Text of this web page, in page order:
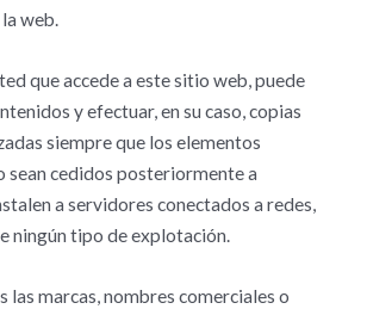
web.
que accede a este sitio web, puede
y efectuar, en su caso, copias
siempre que los elementos
sean cedidos posteriormente a
a servidores conectados a redes,
ningún tipo de explotación.
las marcas, nombres comerciales o